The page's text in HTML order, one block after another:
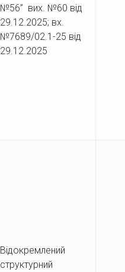
№56” вих. №60 від
29.12.2025; вх.
№7689/02.1-25 від
29.12.2025
Відокремлений
структурний